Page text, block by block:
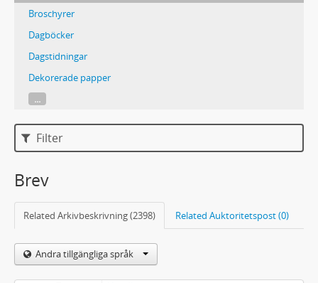
Broschyrer
Dagböcker
Dagstidningar
Dekorerade papper
...
Filter
Brev
Related Arkivbeskrivning (2398) Related Auktoritetspost (0)
Andra tillgängliga språk